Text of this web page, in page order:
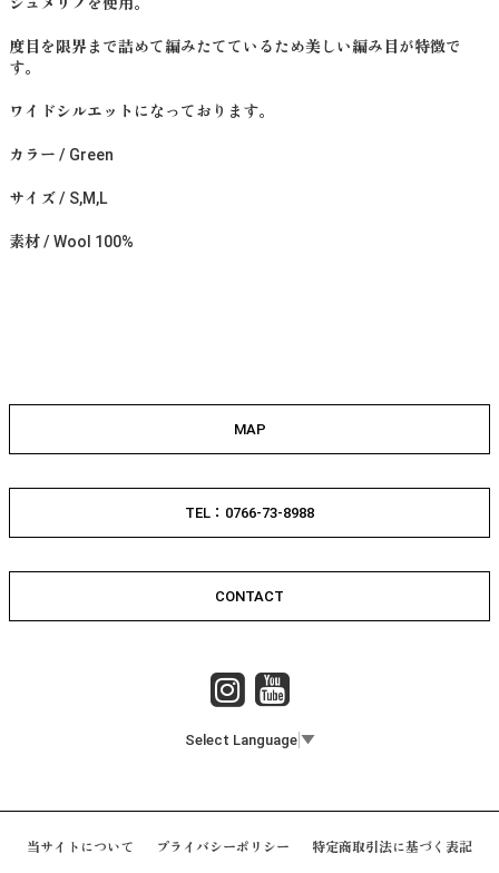
度目を限界まで詰めて編みたてているため美しい編み目が特徴で
す。
ワイドシルエットになっております。
カラー / Green
サイズ / S,M,L
素材 / Wool 100%
MAP
TEL：0766-73-8988
CONTACT
Select Language ▼
当サイトについて プライバシーポリシー 特定商取引法に基づく表記